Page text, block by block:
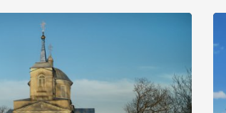
гектарів. Перше враження про
польського цвинтаря виявилося